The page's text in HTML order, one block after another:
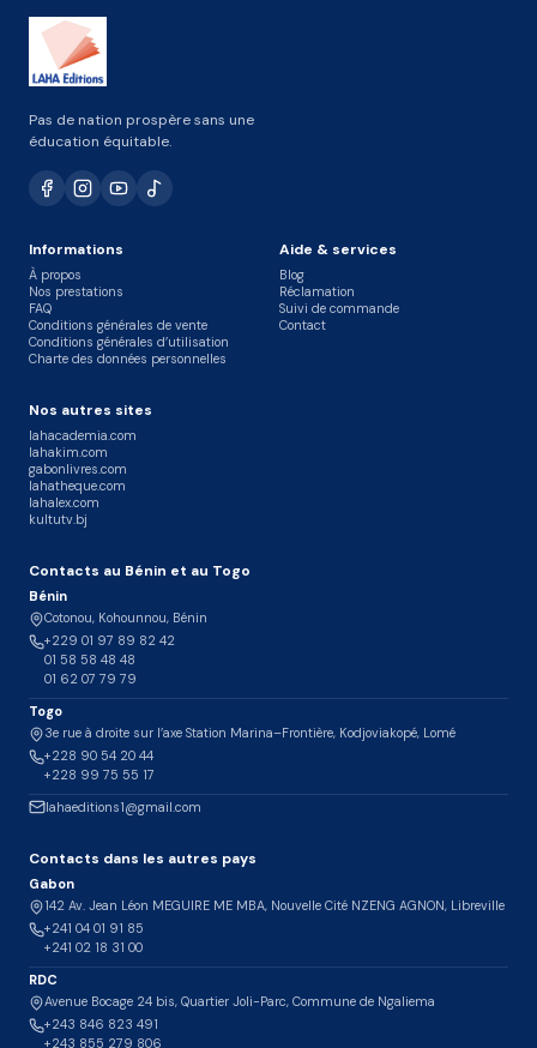
Pas de nation prospère sans une
éducation équitable.
Informations
À propos
Nos prestations
FAQ
Conditions générales de vente
Conditions générales d’utilisation
Charte des données personnelles
Aide & services
Blog
Réclamation
Suivi de commande
Contact
Nos autres sites
lahacademia.com
lahakim.com
gabonlivres.com
lahatheque.com
lahalex.com
kultutv.bj
Contacts au Bénin et au Togo
Bénin
Cotonou, Kohounnou, Bénin
+229 01 97 89 82 42
01 58 58 48 48
01 62 07 79 79
Togo
3e rue à droite sur l’axe Station Marina–Frontière, Kodjoviakopé, Lomé
+228 90 54 20 44
+228 99 75 55 17
lahaeditions1@gmail.com
Contacts dans les autres pays
Gabon
142 Av. Jean Léon MEGUIRE ME MBA, Nouvelle Cité NZENG AGNON, Libreville
+241 04 01 91 85
+241 02 18 31 00
RDC
Avenue Bocage 24 bis, Quartier Joli-Parc, Commune de Ngaliema
+243 846 823 491
+243 855 279 806